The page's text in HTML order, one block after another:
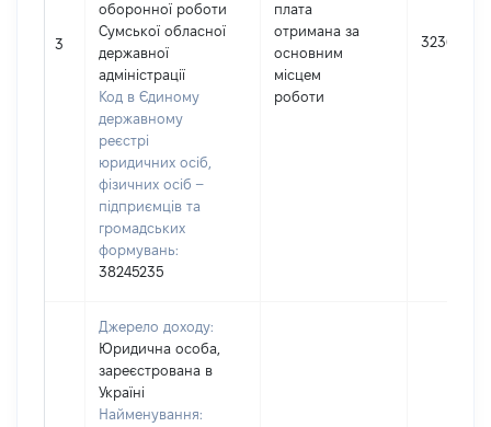
3
оборонної роботи
Сумської обласної
державної
адміністрації
Код в Єдиному
державному
реєстрі
юридичних осіб,
фізичних осіб –
підприємців та
громадських
формувань:
38245235
плата
отримана за
основним
місцем
роботи
323623
Джерело доходу:
Юридична особа,
зареєстрована в
Україні
Найменування: